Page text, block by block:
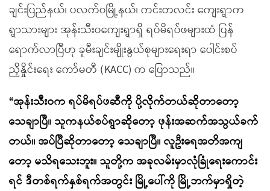
ချင်းပြည်နယ်၊ ပလက်ဝမြို့နယ်၊ ကင်းတလင်း ကျေးရွာက
ရွာသားများ အုန်းသီးဝကျေးရွာရှိ ရပ်မိရပ်ဖများထံ ပြန်
ရောက်လာပြီဟု ခူမီးချင်းမျိုးနွယ်စုများရေးရာ ပေါင်းစပ်
ညှိနှိုင်းရေး ကော်မတီ (KACC) က ပြောသည်။
“အုန်းသီးဝက ရပ်မိရပ်ဖဆီကို ပို့လိုက်တယ်ဆိုတာတော့
သေချာပြီ။ သူကနယ်စပ်ရွာဆိုတော့ ဖုန်းအဆက်အသွယ်ခက်
တယ်။ အပ်ပြီဆိုတာတော့ သေချာပြီ။ လူဦးရေအတိအကျ
တော့ မသိရသေးဘူး။ သူတို့က အခုလမ်းမှာလုံခြုံရေးကောင်း
ရင် ဒီတစ်ရက်နှစ်ရက်အတွင်း မြို့ပေါ်ကို မြို့ဘက်မှာရှိတဲ့